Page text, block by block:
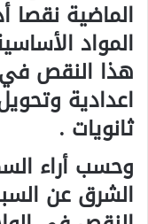
الماضية
المواد
اعدادية
ثانويات .
وحسب أراء
الشرق عن